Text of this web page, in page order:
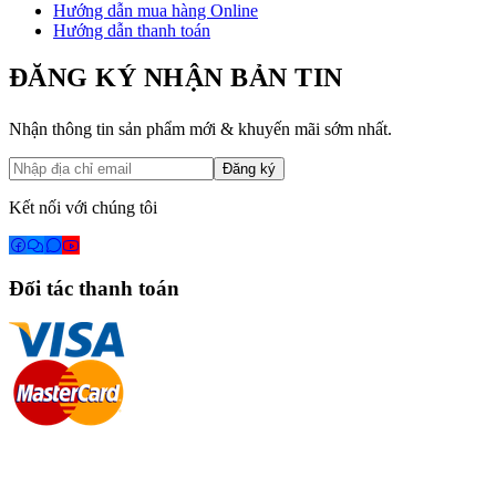
Hướng dẫn mua hàng Online
Hướng dẫn thanh toán
ĐĂNG KÝ NHẬN BẢN TIN
Nhận thông tin sản phẩm mới & khuyến mãi sớm nhất.
Đăng ký
Kết nối với chúng tôi
Đối tác thanh toán